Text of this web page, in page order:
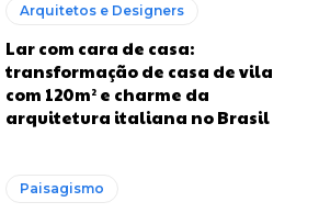
Arquitetos e Designers
Lar com cara de casa:
transformação de casa de vila
com 120m² e charme da
arquitetura italiana no Brasil
Paisagismo